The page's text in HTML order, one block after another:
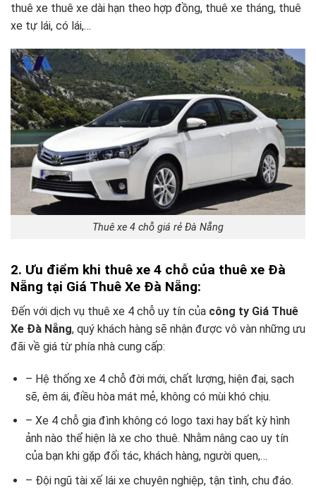
thuê xe thuê xe dài hạn theo hợp đồng, thuê xe tháng, thuê
xe tự lái, có lái,…
Thuê xe 4 chỗ giá rẻ Đà Nẵng
2. Ưu điểm khi thuê xe 4 chỗ của thuê xe Đà
Nẵng tại Giá Thuê Xe Đà Nẵng:
Đến với dịch vụ thuê xe 4 chỗ uy tín của công ty Giá Thuê
Xe Đà Nẵng, quý khách hàng sẽ nhận được vô vàn những ưu
đãi về giá từ phía nhà cung cấp:
– Hệ thống xe 4 chỗ đời mới, chất lượng, hiện đại, sạch
sẽ, êm ái, điều hòa mát mẻ, không có mùi khó chịu.
– Xe 4 chỗ gia đình không có logo taxi hay bất kỳ hình
ảnh nào thể hiện là xe cho thuê. Nhằm nâng cao uy tín
của bạn khi gặp đối tác, khách hàng, người quen,…
– Đội ngũ tài xế lái xe chuyên nghiệp, tận tình, chu đáo.